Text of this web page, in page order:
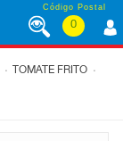
Código Postal
0
. TOMATE FRITO .